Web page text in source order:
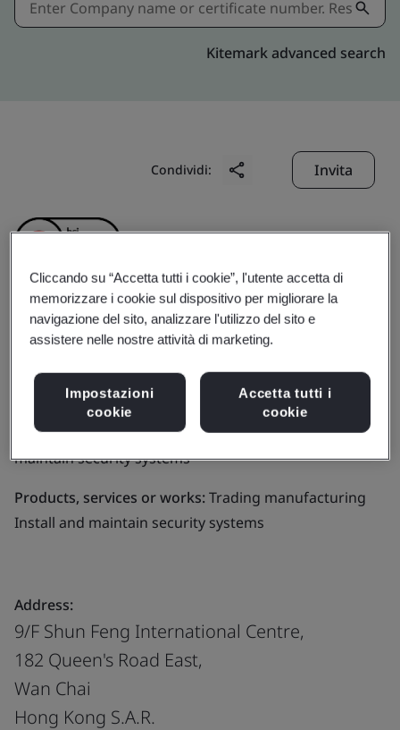
Kitemark advanced search
Condividi: Invita
Manifest Marketing
Limited
Business scope:Trading manufacturing Install and
maintain security systems
Products, services or works:Trading manufacturing
Install and maintain security systems
Address:
9/F Shun Feng International Centre,
182 Queen's Road East,
Wan Chai
Hong Kong S.A.R.
Cliccando su “Accetta tutti i cookie”, l'utente accetta di
memorizzare i cookie sul dispositivo per migliorare la
navigazione del sito, analizzare l'utilizzo del sito e
assistere nelle nostre attività di marketing.
Impostazioni
cookie
Accetta tutti i
cookie